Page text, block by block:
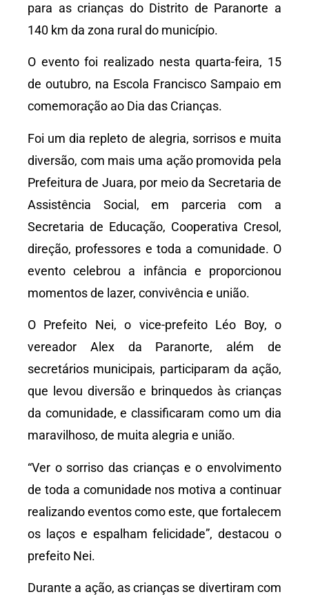
para as crianças do Distrito de Paranorte a
140 km da zona rural do município.
O evento foi realizado nesta quarta-feira, 15
de outubro, na Escola Francisco Sampaio em
comemoração ao Dia das Crianças.
Foi um dia repleto de alegria, sorrisos e muita
diversão, com mais uma ação promovida pela
Prefeitura de Juara, por meio da Secretaria de
Assistência Social, em parceria com a
Secretaria de Educação, Cooperativa Cresol,
direção, professores e toda a comunidade. O
evento celebrou a infância e proporcionou
momentos de lazer, convivência e união.
O Prefeito Nei, o vice-prefeito Léo Boy, o
vereador Alex da Paranorte, além de
secretários municipais, participaram da ação,
que levou diversão e brinquedos às crianças
da comunidade, e classificaram como um dia
maravilhoso, de muita alegria e união.
“Ver o sorriso das crianças e o envolvimento
de toda a comunidade nos motiva a continuar
realizando eventos como este, que fortalecem
os laços e espalham felicidade”, destacou o
prefeito Nei.
Durante a ação, as crianças se divertiram com